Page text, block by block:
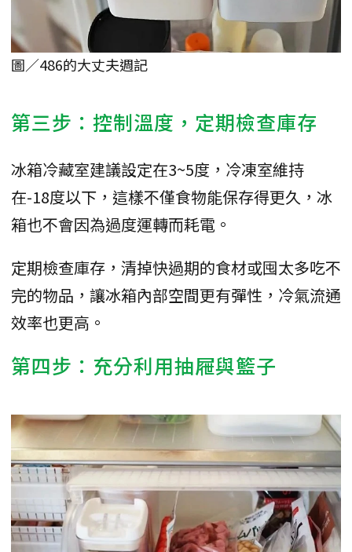
圖／486的大丈夫週記
第三步：控制溫度，定期檢查庫存
冰箱冷藏室建議設定在3~5度，冷凍室維持
在-18度以下，這樣不僅食物能保存得更久，冰
箱也不會因為過度運轉而耗電。
定期檢查庫存，清掉快過期的食材或囤太多吃不
完的物品，讓冰箱內部空間更有彈性，冷氣流通
效率也更高。
第四步：充分利用抽屜與籃子